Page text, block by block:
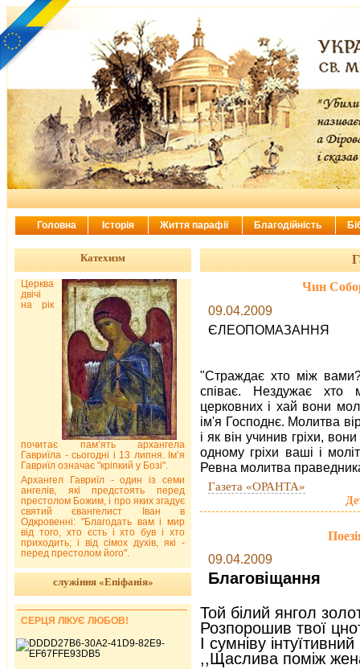
Чин
09.04.2009
ЄЛЕОПОМАЗАННЯ
"Страждає хто між
співає. Нездужає хто
церковних і хай вони
ім'я Господнє. Молитва
і як він учинив гріхи,
одному гріхи ваші і
Ревна молитва
Газета «ОРАНТА»
09.04.2009
Благовіщання
Той білий янгол
Розпорошив твої
І сумніву
,,Щаслива поміж
Катехизм
Церква
двічі
на рік
почитає пам’ять архангела
Гавриїла - сьогодні і 13 липня. Ім’я
Гавриїл означає "кріпкий у Бозі".
Архангел Гавриїл - один із семи
ангелів, які предстоять перед
престолом Божим, і про яких згадує
святий євангелист Іван в
Одкровенні: "Благодать вам і мир
від того, хто єсть і хто був і хто
приходить; і від сімох духів, які -
перед престолом його".
служіння «Епіфанія»
СЕРЦЯ ЛІКУЄ ЛЮБОВ!
Головна Історія Життя парафії Благодійність